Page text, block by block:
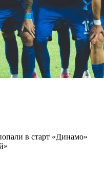
в старт «Динамо»